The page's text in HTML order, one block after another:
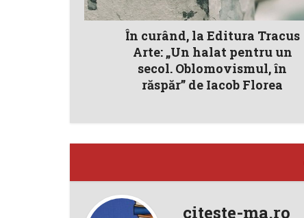
În curând, la Editura Tracus
Arte: „Un halat pentru un
secol. Oblomovismul, în
răspăr” de Iacob Florea
citeste-ma.ro